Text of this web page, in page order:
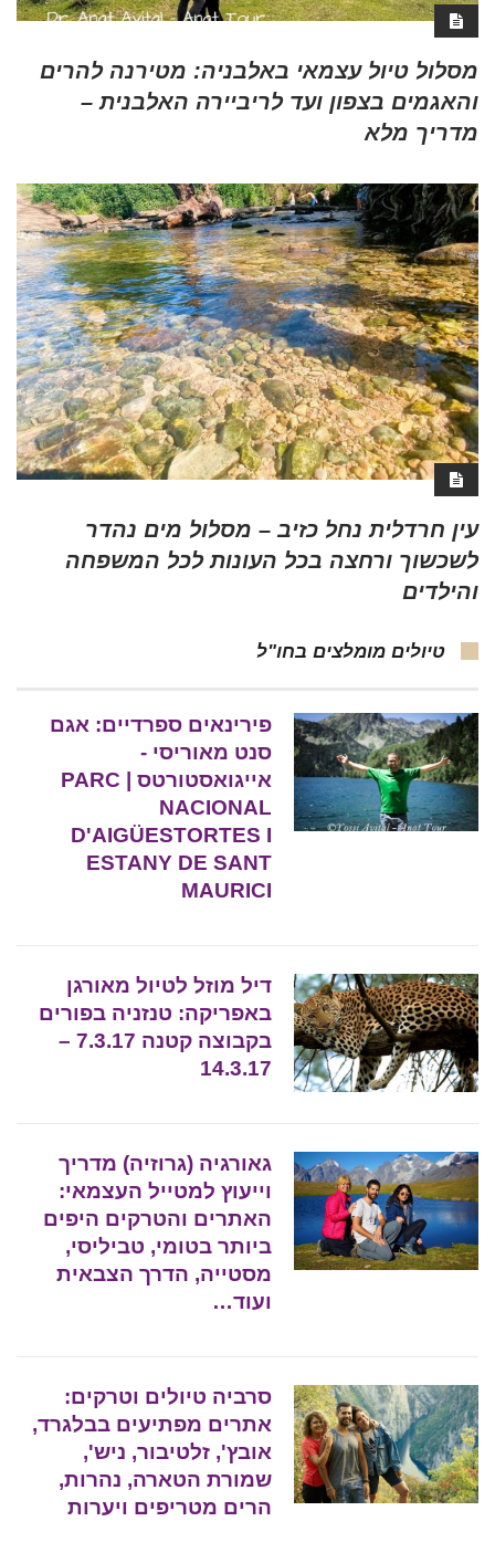
מסלול טיול עצמאי באלבניה: מטירנה להרים
והאגמים בצפון ועד לריביירה האלבנית –
מדריך מלא
עין חרדלית נחל כזיב – מסלול מים נהדר
לשכשוך ורחצה בכל העונות לכל המשפחה
והילדים
טיולים מומלצים בחו"ל
פירינאים ספרדיים: אגם
סנט מאוריסי -
אייגואסטורטס | PARC
NACIONAL
D'AIGÜESTORTES I
ESTANY DE SANT
MAURICI
דיל מוזל לטיול מאורגן
באפריקה: טנזניה בפורים
בקבוצה קטנה 7.3.17 –
14.3.17
גאורגיה (גרוזיה) מדריך
וייעוץ למטייל העצמאי:
האתרים והטרקים היפים
ביותר בטומי, טביליסי,
מסטייה, הדרך הצבאית
ועוד…
סרביה טיולים וטרקים:
אתרים מפתיעים בבלגרד,
אובץ', זלטיבור, ניש',
שמורת הטארה, נהרות,
הרים מטריפים ויערות